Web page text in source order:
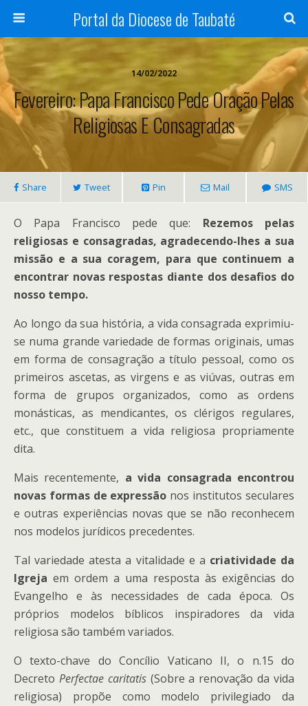
Portal da Diocese de Taubaté
14/02/2022
Fevereiro: Papa Francisco Pede Oração Pelas
Religiosas E Consagradas
Share Tweet Pin Mail SMS
O Papa Francisco pede que: Rezemos pelas
religiosas e consagradas, agradecendo-lhes a sua
missão e a sua coragem, para que continuem a
encontrar novas respostas diante dos desafios do
nosso tempo.
Ao longo da sua história, a vida consagrada exprimiu-
se numa grande variedade de formas originais, umas
em forma de consagração a título pessoal, como os
primeiros ascetas, as virgens e as viúvas, outras em
forma de grupos organizados, como as ordens
monásticas, as mendicantes, os clérigos regulares,
etc., que constituem a vida religiosa propriamente
dita.
Mais recentemente, a vida consagrada encontrou
novas formas de expressão nos institutos seculares
e outras experiências novas que se não reconhecem
nos modelos jurídicos precedentes.
Tal variedade atesta a vitalidade e a criatividade da
Igreja em ordem a uma resposta às exigências do
Evangelho e às necessidades de cada época. Os
próprios modelos bíblicos inspiradores da vida
religiosa são também variados.
O texto-chave do Concílio Vaticano II, o n.15 do
Decreto Perfectae caritatis(Sobre a renovação da vida
religiosa) propõe como modelo privilegiado da